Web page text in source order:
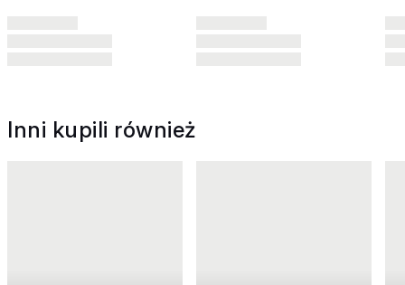
Inni kupili również